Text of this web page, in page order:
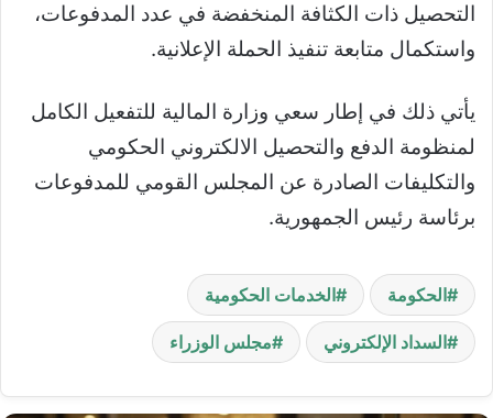
التحصيل ذات الكثافة المنخفضة في عدد المدفوعات،
واستكمال متابعة تنفيذ الحملة الإعلانية.
يأتي ذلك في إطار سعي وزارة المالية للتفعيل الكامل
لمنظومة الدفع والتحصيل الالكتروني الحكومي
والتكليفات الصادرة عن المجلس القومي للمدفوعات
برئاسة رئيس الجمهورية.
الحكومة الخدمات الحكومية
السداد الإلكتروني مجلس الوزراء